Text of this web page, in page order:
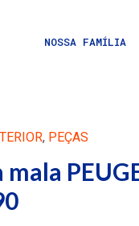
NOSSA FAMÍLIA
, PEÇAS